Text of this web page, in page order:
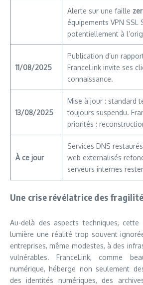
Alerte sur une faille
équipements VPN SSL
potentiellement à
11/08/2025
Publication d’un
FranceLink invite ses
connaissance.
13/08/2025
Mise à jour : standard
toujours suspendu.
priorités :
À ce jour
Services DNS
web externalisés
serveurs internes
Une crise révélatrice des
Au-delà des aspects techniques,
lumière une réalité trop souvent
entreprises, même modestes, à des
vulnérables. FranceLink, comme
numérique, héberge non seulement
des identités numériques, des